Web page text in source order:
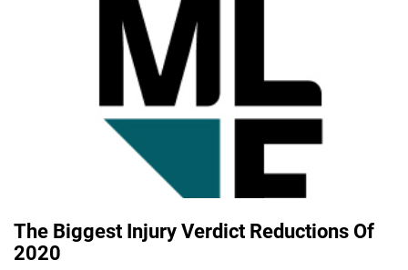
The Biggest Injury Verdict Reductions Of
2020